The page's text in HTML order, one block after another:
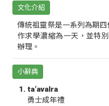
文化介紹
傳統祖靈祭是一系列為期
作求學濃縮為一天，並特
辦理。
小辭典
ta‘avalra
勇士成年禮